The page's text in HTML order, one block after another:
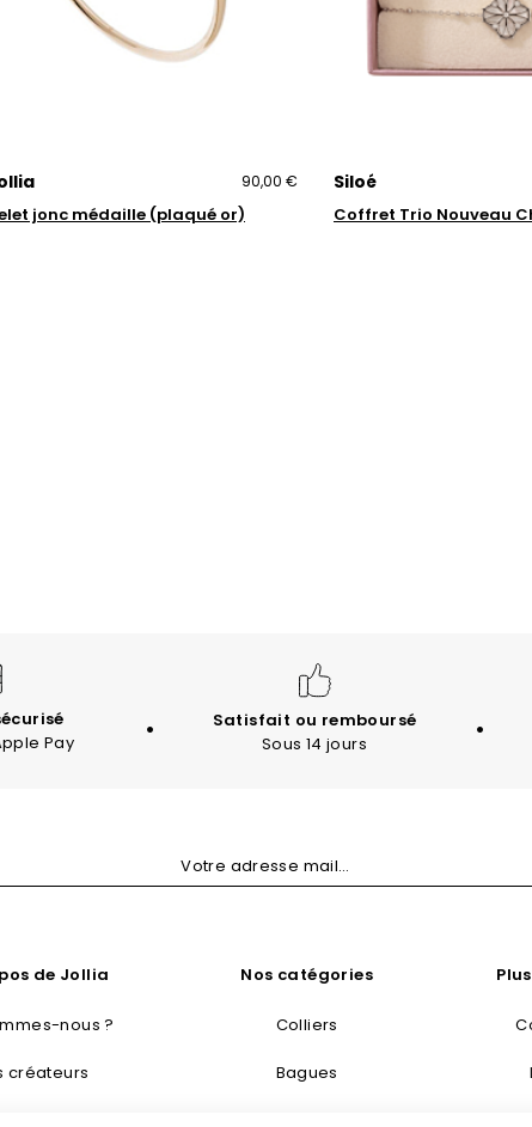
90,00 €
jonc médaille (plaqué or)
Siloé
Coffret Trio Nouveau
Pay
Satisfait ou remboursé
Sous 14 jours
de Jollia
nous ?
créateurs
Nos catégories
Colliers
Bagues